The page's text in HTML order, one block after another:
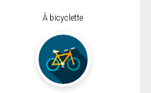
À bicyclette